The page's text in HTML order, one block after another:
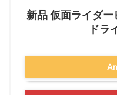
新品 仮面ライダ
ドラ